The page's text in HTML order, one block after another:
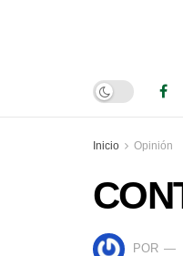
Inicio Opinión
POR